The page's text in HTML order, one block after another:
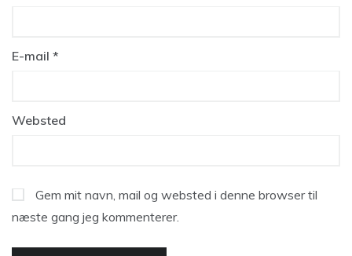
E-mail *
Websted
Gem mit navn, mail og websted i denne browser til
næste gang jeg kommenterer.